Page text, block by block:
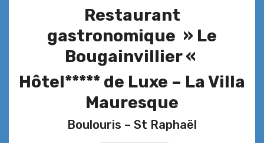
Restaurant
gastronomique » Le
Bougainvillier «
Hôtel***** de Luxe – La Villa
Mauresque
Boulouris – St Raphaël